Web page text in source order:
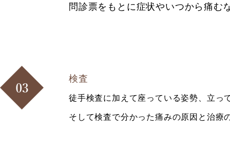
問診票をもとに症状やいつから痛む
検査
徒手検査に加えて座っている姿勢、立っ
そして検査で分かった痛みの原因と治療